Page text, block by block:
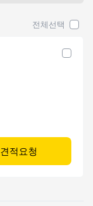
전체선택
견적요청